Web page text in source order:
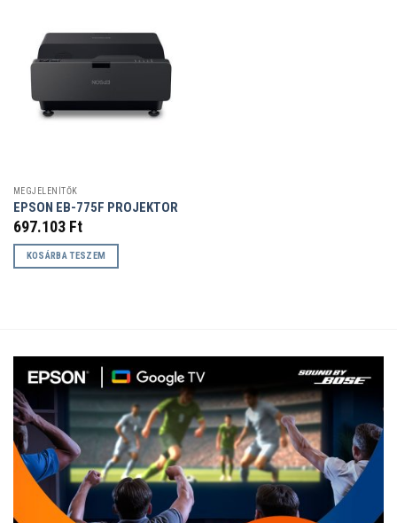
MEGJELENÍTŐK
EPSON EB-775F PROJEKTOR
697.103 Ft
KOSÁRBA TESZEM